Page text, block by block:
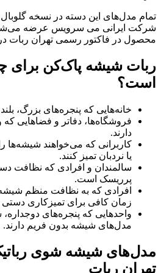
شرکت ایرانی می سرویس عرضه
محصول در فاکتور رسمی تهران ربات
ربات شیشه پاک‌کن برای
است؟
خانه‌هایی که پنجره‌های بزرگ،
فروشگاه‌ها، دفاتر و فضاهایی که
دارند.
کاربرانی که می‌خواهند شیشه‌ها را
یا نردبان تمیز کنند.
سالمندان و افرادی که نظافت
پرریسک است.
افرادی که به نظافت منظم
زمان کافی برای تمیزکاری دستی
واحدهایی که پنجره‌های
مدل‌های شیشه بدون فریم دارند.
مدل‌های شیشه شوی
تهران ربات